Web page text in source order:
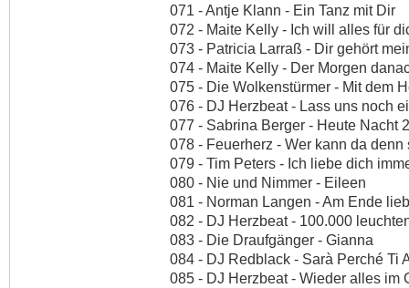
071 - Antje Klann - Ein Tanz mit Dir
072 - Maite Kelly - Ich will alles für
073 - Patricia Larraß - Dir gehört
074 - Maite Kelly - Der Morgen
075 - Die Wolkenstürmer - Mit dem
076 - DJ Herzbeat - Lass uns noch
077 - Sabrina Berger - Heute Nacht
078 - Feuerherz - Wer kann da
079 - Tim Peters - Ich liebe dich
080 - Nie und Nimmer - Eileen
081 - Norman Langen - Am Ende
082 - DJ Herzbeat - 100.000
083 - Die Draufgänger - Gianna
084 - DJ Redblack - Sarà Perché Ti
085 - DJ Herzbeat - Wieder alles im